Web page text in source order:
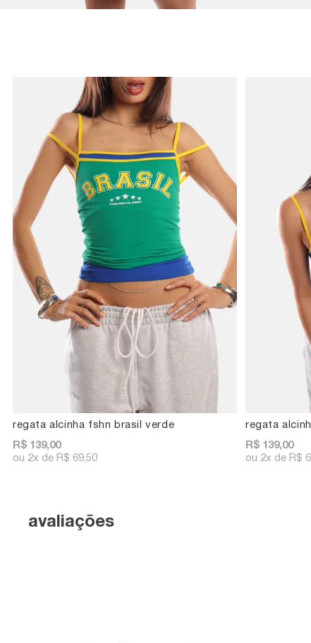
regata alcinha fshn brasil verde
R$ 139,00
2x R$ 69,50
regata
R$ 139,00
2x R$
avaliações